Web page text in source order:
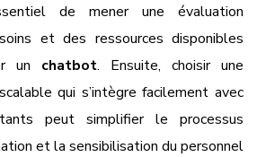
de mener une évaluation
et des ressources disponibles
un chatbot. Ensuite, choisir une
qui s’intègre facilement avec
peut simplifier le processus
et la sensibilisation du personnel